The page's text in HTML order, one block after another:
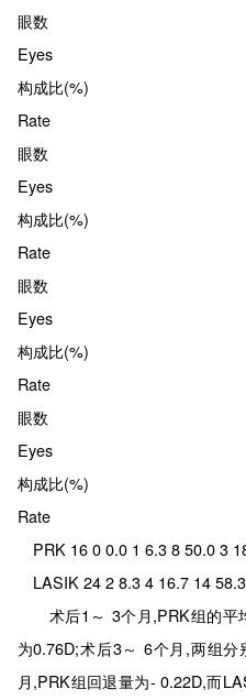
眼数
Eyes
构成比(%)
Rate
眼数
Eyes
构成比(%)
Rate
眼数
Eyes
构成比(%)
Rate
眼数
Eyes
构成比(%)
Rate
PRK 16 0 0.0 1 6.3 8 50.0 3
LASIK 24 2 8.3 4 16.7 14
术后1～ 3个月,PRK组的平
为0.76D;术后3～ 6个月,两组
月,PRK组回退量为- 0.22D,而